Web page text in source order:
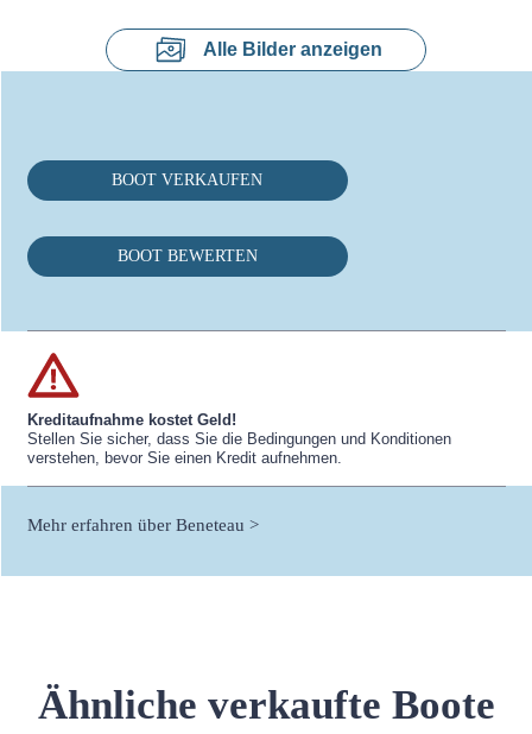
Alle Bilder anzeigen
BOOT VERKAUFEN
BOOT BEWERTEN
Kreditaufnahme kostet Geld!
Stellen Sie sicher, dass Sie die Bedingungen und Konditionen
verstehen, bevor Sie einen Kredit aufnehmen.
Mehr erfahren über Beneteau >
Ähnliche verkaufte Boote